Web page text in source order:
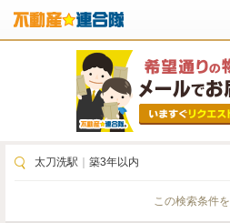
太刀洗駅 築3年以内
この検索条件を